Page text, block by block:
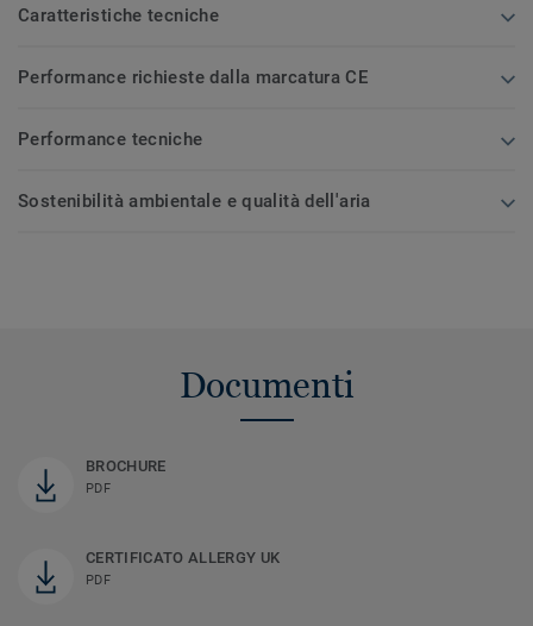
Caratteristiche tecniche
Performance richieste dalla marcatura CE
Performance tecniche
Sostenibilità ambientale e qualità dell'aria
Documenti
BROCHURE
PDF
CERTIFICATO ALLERGY UK
PDF